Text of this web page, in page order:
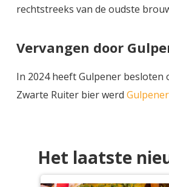
rechtstreeks van de oudste
Vervangen door
In 2024 heeft Gulpener besloten
Zwarte Ruiter bier werd
Het laatste